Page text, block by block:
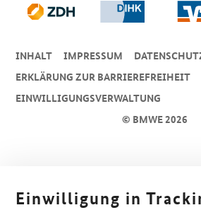
© BMWE 2026
INHALT IMPRESSUM
ERKLÄRUNG ZUR BARRIEREFREIHEIT
EINWILLIGUNGSVERWALTUNG
Einwilligung in